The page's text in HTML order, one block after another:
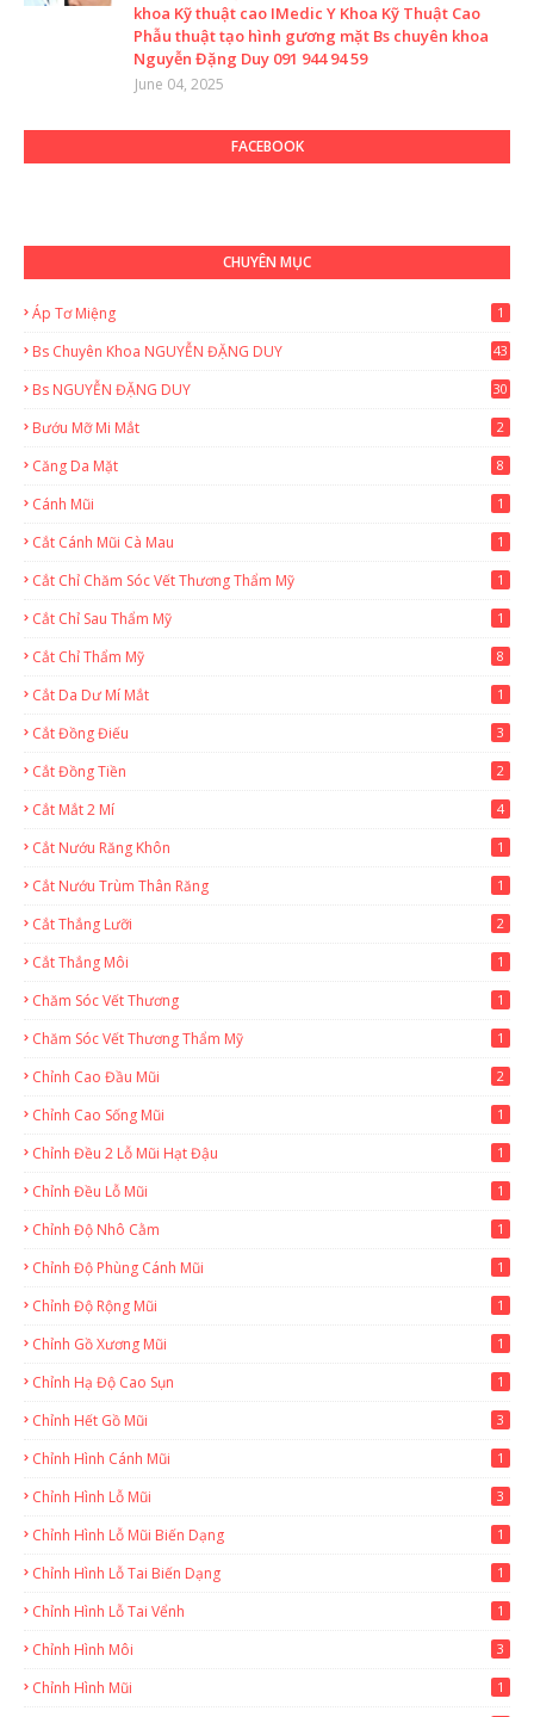
khoa Kỹ thuật cao IMedic Y Khoa Kỹ Thuật Cao
Phẫu thuật tạo hình gương mặt Bs chuyên khoa
Nguyễn Đặng Duy 091 944 94 59
June 04, 2025
FACEBOOK
CHUYÊN MỤC
Áp Tơ Miệng 1
Bs Chuyên Khoa NGUYỄN ĐẶNG DUY
43
Bs NGUYỄN ĐẶNG DUY 30
Bướu Mỡ Mi Mắt 2
Căng Da Mặt 8
Cánh Mũi 1
Cắt Cánh Mũi Cà Mau 1
Cắt Chỉ Chăm Sóc Vết Thương Thẩm Mỹ 1
Cắt Chỉ Sau Thẩm Mỹ 1
Cắt Chỉ Thẩm Mỹ 8
Cắt Da Dư Mí Mắt 1
Cắt Đồng Điếu 3
Cắt Đồng Tiền 2
Cắt Mắt 2 Mí 4
Cắt Nướu Răng Khôn 1
Cắt Nướu Trùm Thân Răng 1
Cắt Thắng Lưỡi 2
Cắt Thắng Môi 1
Chăm Sóc Vết Thương 1
Chăm Sóc Vết Thương Thẩm Mỹ 1
Chỉnh Cao Đầu Mũi 2
Chỉnh Cao Sống Mũi 1
Chỉnh Đều 2 Lỗ Mũi Hạt Đậu 1
Chỉnh Đều Lỗ Mũi 1
Chỉnh Độ Nhô Cằm 1
Chỉnh Độ Phùng Cánh Mũi 1
Chỉnh Độ Rộng Mũi 1
Chỉnh Gồ Xương Mũi 1
Chỉnh Hạ Độ Cao Sụn 1
Chỉnh Hết Gồ Mũi 3
Chỉnh Hình Cánh Mũi 1
Chỉnh Hình Lỗ Mũi 3
Chỉnh Hình Lỗ Mũi Biến Dạng 1
Chỉnh Hình Lỗ Tai Biến Dạng 1
Chỉnh Hình Lỗ Tai Vểnh 1
Chỉnh Hình Môi 3
Chỉnh Hình Mũi 1